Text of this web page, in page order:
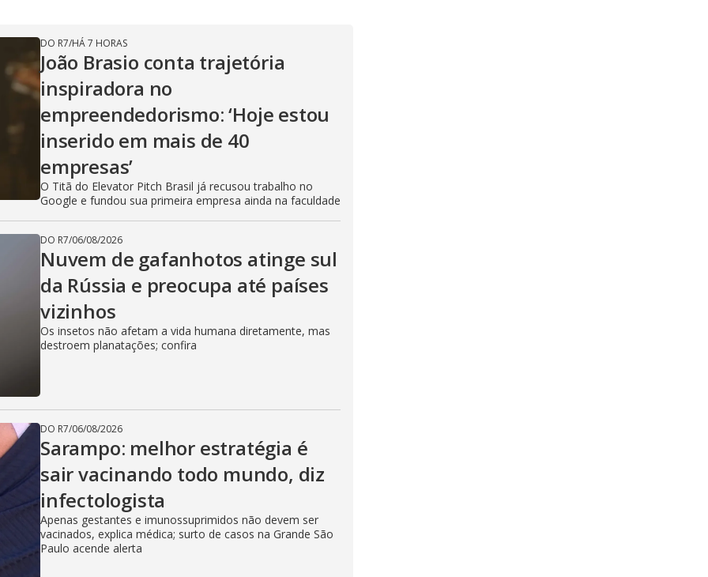
V
i
d
e
o
DO R7/HÁ 7 HORAS
João Brasio conta trajetória
inspiradora no
empreendedorismo: ‘Hoje estou
inserido em mais de 40
empresas’
O Titã do Elevator Pitch Brasil já recusou trabalho no
Google e fundou sua primeira empresa ainda na faculdade
DO R7/06/08/2026
Nuvem de gafanhotos atinge sul
da Rússia e preocupa até países
vizinhos
Os insetos não afetam a vida humana diretamente, mas
destroem planatações; confira
DO R7/06/08/2026
Sarampo: melhor estratégia é
sair vacinando todo mundo, diz
infectologista
Apenas gestantes e imunossuprimidos não devem ser
vacinados, explica médica; surto de casos na Grande São
Paulo acende alerta